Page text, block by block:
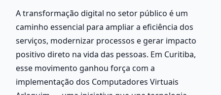
A transformação digital no setor público é um
caminho essencial para ampliar a eficiência dos
serviços, modernizar processos e gerar impacto
positivo direto na vida das pessoas. Em Curitiba,
esse movimento ganhou força com a
implementação dos Computadores Virtuais